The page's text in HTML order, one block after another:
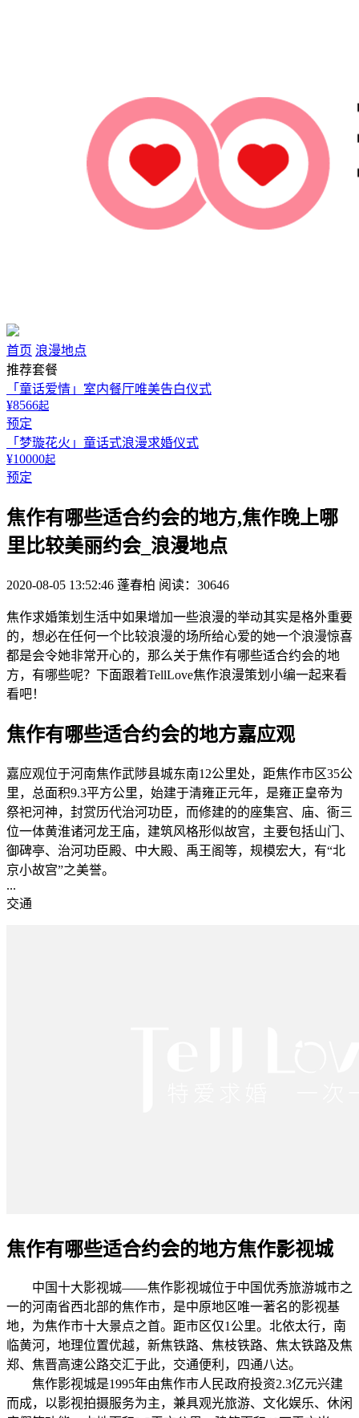
首页 浪漫地点
推荐套餐
「童话爱情」室内餐厅唯美告白仪式
¥8566起
预定
「梦璇花火」童话式浪漫求婚仪式
¥10000起
预定
焦作有哪些适合约会的地方,焦作晚上哪
里比较美丽约会_浪漫地点
2020-08-05 13:52:46 蓬春柏 阅读：30646
焦作求婚策划生活中如果增加一些浪漫的举动其实是格外重要
的，想必在任何一个比较浪漫的场所给心爱的她一个浪漫惊喜
都是会令她非常开心的，那么关于焦作有哪些适合约会的地
方，有哪些呢？下面跟着TellLove焦作浪漫策划小编一起来看
看吧！
焦作有哪些适合约会的地方嘉应观
嘉应观位于河南焦作武陟县城东南12公里处，距焦作市区35公
里，总面积9.3平方公里，始建于清雍正元年，是雍正皇帝为
祭祀河神，封赏历代治河功臣，而修建的的座集宫、庙、衙三
位一体黄淮诸河龙王庙，建筑风格形似故宫，主要包括山门、
御碑亭、治河功臣殿、中大殿、禹王阁等，规模宏大，有“北
京小故宫”之美誉。
...
交通
焦作有哪些适合约会的地方焦作影视城
中国十大影视城——焦作影视城位于中国优秀旅游城市之
一的河南省西北部的焦作市，是中原地区唯一著名的影视基
地，为焦作市十大景点之首。距市区仅1公里。北依太行，南
临黄河，地理位置优越，新焦铁路、焦枝铁路、焦太铁路及焦
郑、焦晋高速公路交汇于此，交通便利，四通八达。
焦作影视城是1995年由焦作市人民政府投资2.3亿元兴建
而成，以影视拍摄服务为主，兼具观光旅游、文化娱乐、休闲